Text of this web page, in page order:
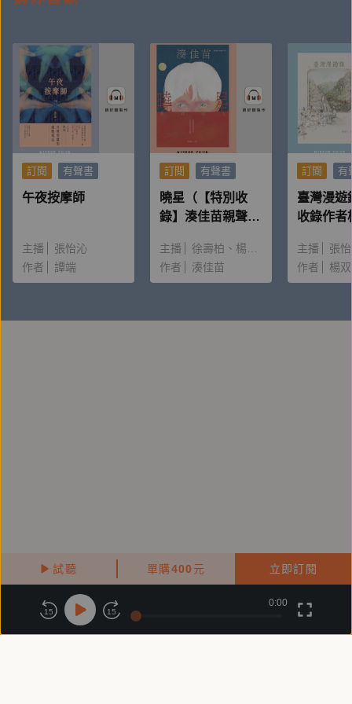
試聽 單購400 元 立即訂閱
【作者簡介】
小妖
出門容易被各種東西吸引，然後莫名其妙走丟。
國文常考不及格，卻愛上寫小說，是個充滿矛盾的怪傢
《手牽手一起變老》、《可不可以再愛一場》、《趁我
們還未成年》（鏡文學）、《捧在手心上》（鏡文學）
訂閱 有聲書
午夜按摩師
主播
張怡沁
作者
譚端
訂閱 有聲書
曉星（【特別收
錄】湊佳苗親聲朗
主播 徐壽柏
楊雅淳
作者
湊佳苗
訂閱 有
臺灣漫遊
收錄作者
主播
張
作者
楊
關於鏡好聽
商務合作 付費條款 會員條款
15 15
0:00